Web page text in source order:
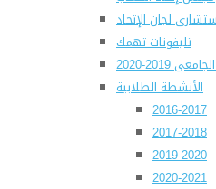
لجان الإتحاد
تليفونات تهمك
2019-2020
الأنشطة الطلابية
2016-2017
2017-2018
2019-2020
2020-2021